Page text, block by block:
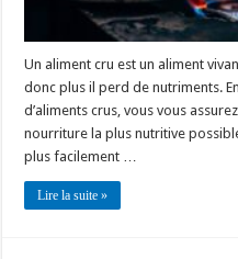
Un aliment cru est un aliment
donc plus il perd de nutriments.
d’aliments crus, vous vous
nourriture la plus nutritive
plus facilement …
Lire la suite »